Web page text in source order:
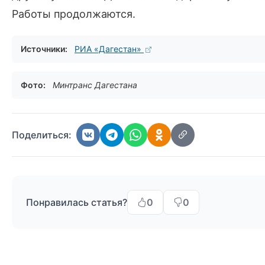
Работы продолжаются.
Источники: РИА «Дагестан»
Фото: Минтранс Дагестана
Поделиться:
Понравилась статья? 0 0